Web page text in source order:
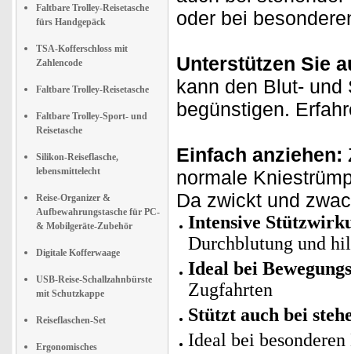
Faltbare Trolley-Reisetasche
fürs Handgepäck
TSA-Kofferschloss mit
Zahlencode
Faltbare Trolley-Reisetasche
Faltbare Trolley-Sport- und
Reisetasche
Silikon-Reiseflasche,
lebensmittelecht
Reise-Organizer &
Aufbewahrungstasche für PC-
& Mobilgeräte-Zubehör
Digitale Kofferwaage
USB-Reise-Schallzahnbürste
mit Schutzkappe
Reiseflaschen-Set
Ergonomisches
oder bei
Unterstützen Sie
kann den Blut- und
begünstigen.
Einfach anziehen:
normale
Da zwickt und
Intensive
Durchblutung und
Ideal bei
Zugfahrten
Stützt auch bei
Ideal bei